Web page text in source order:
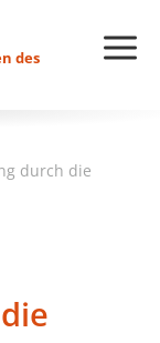
des
durch die